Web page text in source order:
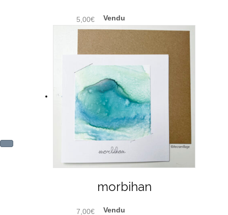
5,00€
morbihan
7,00€